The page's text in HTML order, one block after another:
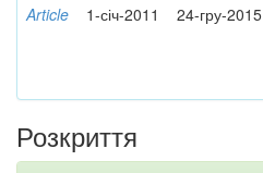
Article 1-січ-2011 24-гру-2015
Розкриття